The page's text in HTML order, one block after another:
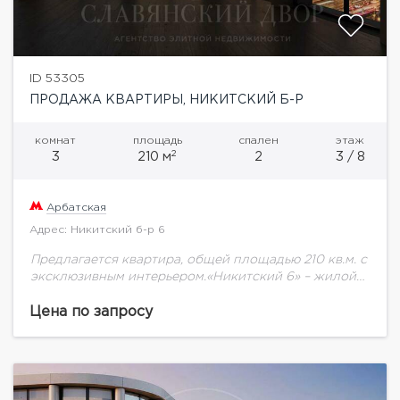
ID 53305
ПРОДАЖА КВАРТИРЫ, НИКИТСКИЙ Б-Р
комнат
3
площадь
210 м2
спален
2
этаж
3 / 8
Арбатская
Адрес: Никитский б-р 6
Предлагается квартира, общей площадью 210 кв.м. с
эксклюзивным интерьером.«Никитский 6» – жилой
локации на Арбате, в пешей доступности от
Цена по запросу